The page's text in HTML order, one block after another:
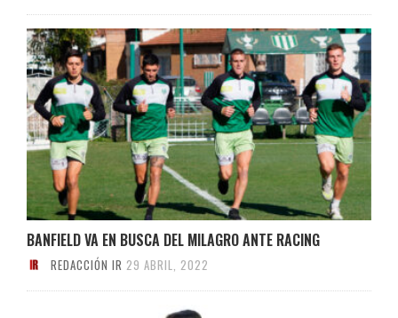
BANFIELD VA EN BUSCA DEL MILAGRO ANTE RACING
REDACCIÓN IR 29 ABRIL, 2022